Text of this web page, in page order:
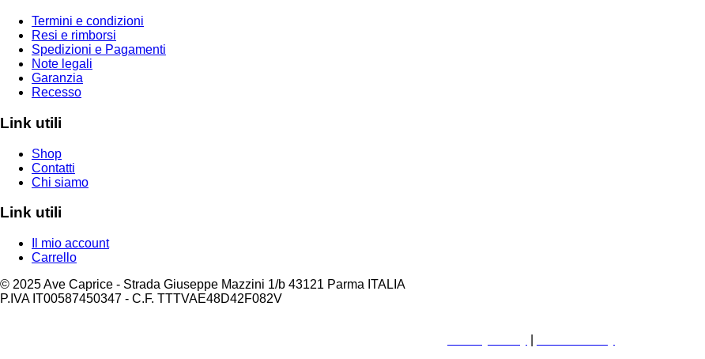
Termini e condizioni
Resi e rimborsi
Spedizioni e Pagamenti
Note legali
Garanzia
Recesso
Link utili
Shop
Contatti
Chi siamo
Link utili
Il mio account
Carrello
© 2025 Ave Caprice - Strada Giuseppe Mazzini 1/b 43121 Parma ITALIA
P.IVA IT00587450347 - C.F. TTTVAE48D42F082V